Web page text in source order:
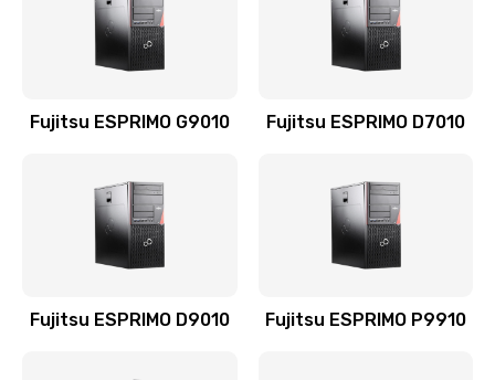
Fujitsu ESPRIMO G9010 Fujitsu ESPRIMO D7010
Fujitsu ESPRIMO D9010 Fujitsu ESPRIMO P9910